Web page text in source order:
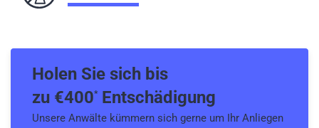
Holen Sie sich bis
zu €400*Entschädigung
Unsere Anwälte kümmern sich gerne um Ihr Anliegen